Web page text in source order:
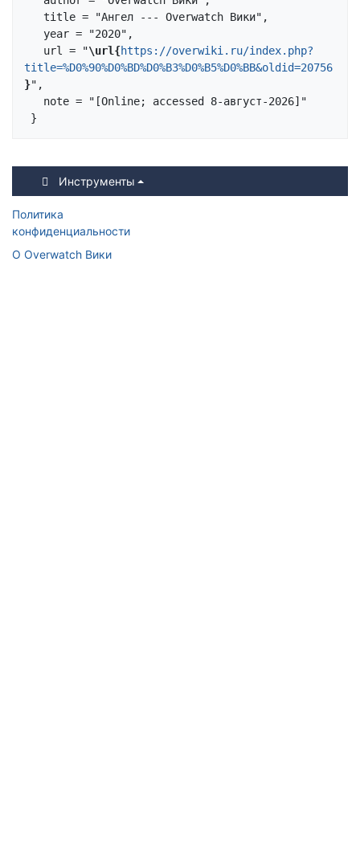
   url = "
\url{https://overwiki.ru/index.php?
title=%D0%90%D0%BD%D0%B3%D0%B5%D0%BB&oldid=20756
}",
Инструменты
Политика
конфиденциальности
О Overwatch Вики